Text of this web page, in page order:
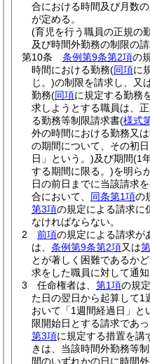
合における時間及び月数
が定める。
(育児を行う職員の正規の
及び時間外勤務の制限の
第10条
条例第9条第2項の
時間における勤務(同項に
じ。)の制限を請求し、又
勤務(同項に規定する勤務
求しようとする職員は、
る勤務等制限請求書(様式
外の時間における勤務又
の期間について、その初日
日」という。)及び期間(1
する期間に限る。)を明ら
日の前日までに当該請求
合において、 同条第1項の
第3項の規定による請求に
なければならない。
2
前項の規定による請求が
は、 条例第9条第2項又は
とが著しく困難であるか
求をした職員に対して通
3
任命権者は、 第1項の規
た日の翌日から起算して1
おいて「1週間経過日」と
限開始日とする請求であっ
第3項に規定する措置を講
きは、当該時間外勤務等
間のいずれかの日に時間